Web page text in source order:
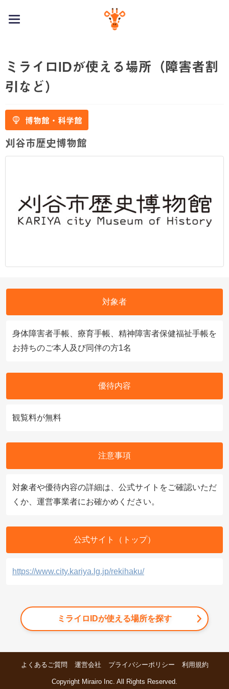
toggle
ミライロIDが使える場所（障害者割
引など）
博物館・科学館
刈谷市歴史博物館
対象者
身体障害者手帳、療育手帳、精神障害者保健福祉手帳を
お持ちのご本人及び同伴の方1名
優待内容
観覧料が無料
注意事項
対象者や優待内容の詳細は、公式サイトをご確認いただ
くか、運営事業者にお確かめください。
公式サイト（トップ）
https://www.city.kariya.lg.jp/rekihaku/
ミライロIDが使える場所を探す
よくあるご質問 運営会社 プライバシーポリシー 利用規約
Copyright Mirairo Inc. All Rights Reserved.